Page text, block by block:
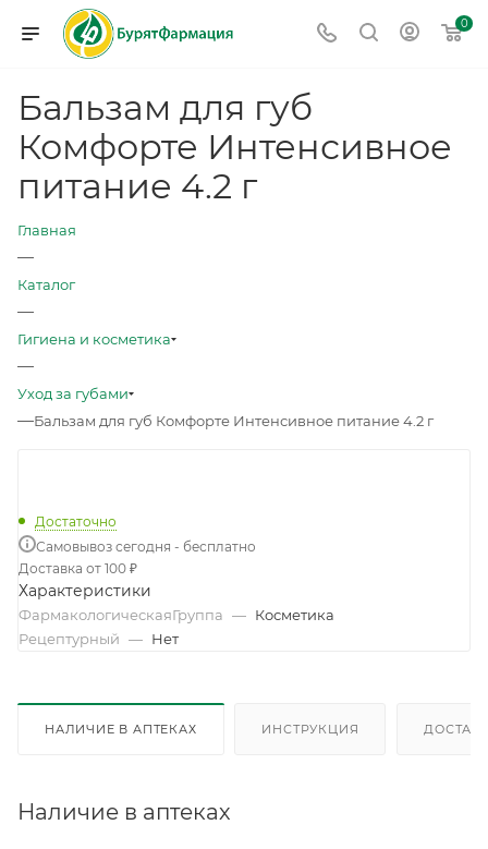
0
Бальзам для губ
Комфорте Интенсивное
питание 4.2 г
Главная
—
Каталог
—
Гигиена и косметика
—
Уход за губами
—Бальзам для губ Комфорте Интенсивное питание 4.2 г
Достаточно
Самовывоз сегодня - бесплатно
Доставка от 100 ₽
Характеристики
ФармакологическаяГруппа — Косметика
Рецептурный — Нет
НАЛИЧИЕ В АПТЕКАХ ИНСТРУКЦИЯ
Наличие в аптеках